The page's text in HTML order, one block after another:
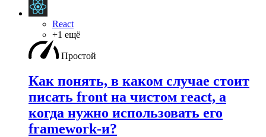
React
+1 ещё
Простой
Как понять, в каком случае стоит
писать front на чистом react, а
когда нужно использовать его
framework-и?